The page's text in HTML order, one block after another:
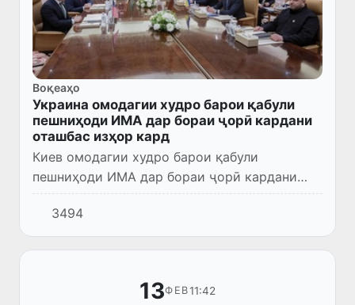
Воқеаҳо
Украина омодагии худро барои қабули
пешниҳоди ИМА дар бораи ҷорӣ кардани
оташбас изҳор кард
Киев омодагии худро барои қабули
пешниҳоди ИМА дар бораи ҷорӣ кардани
оташбаси муваққатии 30-рӯза изҳор дошт,
ки дар сурати пазируфта шудан ва ҳамзамон
иҷро шудан аз ҷониби Русия,...
3494
13ФЕВ11:42